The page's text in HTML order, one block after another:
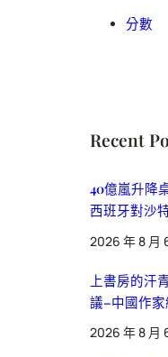
分數
Recent
40億嵐升降
西班牙對沙
2026 年 8 月
上書房的汗
議–中國作家
2026 年 8 月